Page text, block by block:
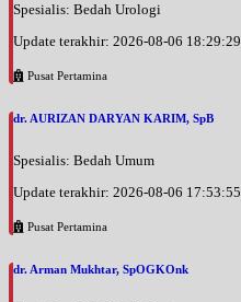
Jam 18:00 - 21:00
BPJS
Kamis, 03/09/2026
Spesialis: Bedah Urologi
Update terakhir: 2026-08-06 18:29:29
Pusat Pertamina
dr. AURIZAN DARYAN KARIM, SpB
Spesialis: Bedah Umum
Update terakhir: 2026-08-06 17:53:55
Pusat Pertamina
dr. Arman Mukhtar, SpOGKOnk